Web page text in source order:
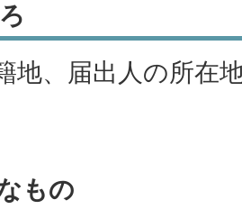
地、届出人の所在
もの